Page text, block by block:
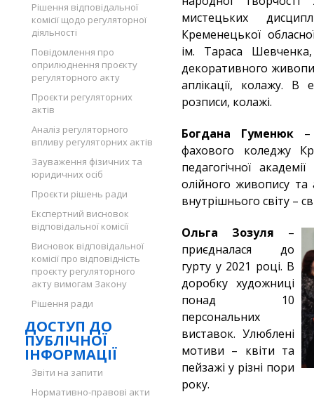
Рішення відповідальної
комісії щодо регуляторної
діяльності
Повідомлення про
оприлюднення проєкту
регуляторного акту
Проєкти регуляторних
актів
Аналіз регуляторного
впливу регуляторних актів
Зауваження фізичних та
юридичних осіб
Проєкти рішень ради
Експертний висновок
відповідальної комісії
Висновок відповідальної
комісії про відповідність
проєкту регуляторного
акту вимогам Закону
Рішення ради
ДОСТУП ДО
ПУБЛІЧНОЇ
ІНФОРМАЦІЇ
Звіти на запити
Нормативно-правові акти
мистецьких
Кременецької
ім. Тараса
декоративного
аплікації, колажу. В
розписи, колажі.
Богдана Гуменюк –
фахового коледжу
педагогічної
олійного живопису та
внутрішнього світу –
Ольга Зозуля –
приєдналася до
гурту у 2021 році. В
доробку художниці
понад 10
персональних
виставок. Улюблені
мотиви – квіти та
пейзажі у різні пори
року.